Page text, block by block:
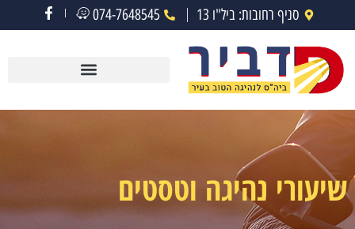
סניף רחובות: ביל"ו 13 074-7648545
שיעורי נהיגה וטסטים